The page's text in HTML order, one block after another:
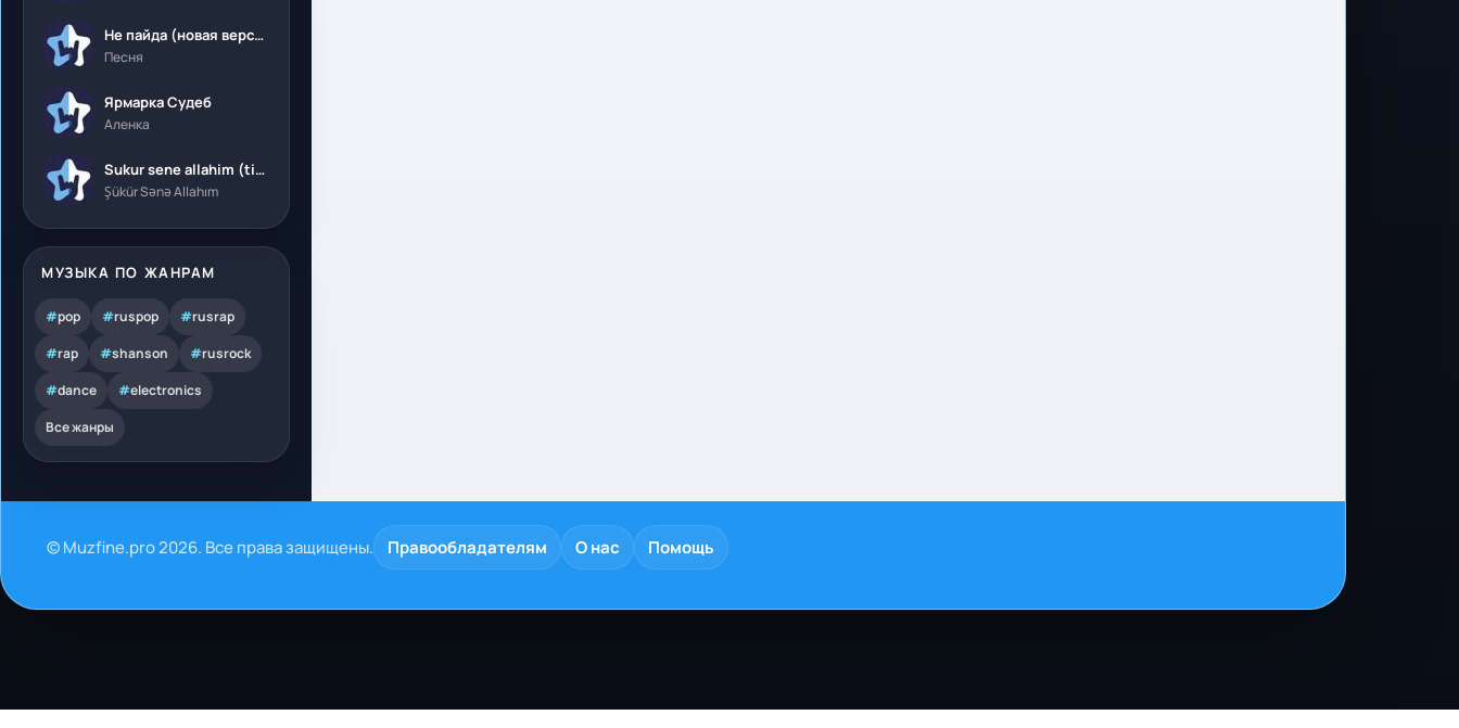
Не пайда (новая версия)
Песня
Ярмарка Судеб
Аленка
Sukur sene allahim (tik tok)
Şükür Sənə Allahım
МУЗЫКА ПО ЖАНРАМ
#pop #ruspop #rusrap
#rap #shanson #rusrock
#dance #electronics
Все жанры
© Muzfine.pro 2026. Все права защищены. Правообладателям О нас Помощь